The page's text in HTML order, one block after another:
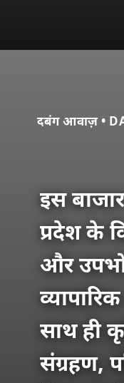
दबंग आवाज़ •
इस
प्रदेश के
और
साथ ही
संग्रहण,